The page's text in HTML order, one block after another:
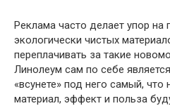
Реклама часто делает упор на
экологически чистых
переплачивать за такие
Линолеум сам по себе
«всунете» под него самый, что
материал, эффект и польза